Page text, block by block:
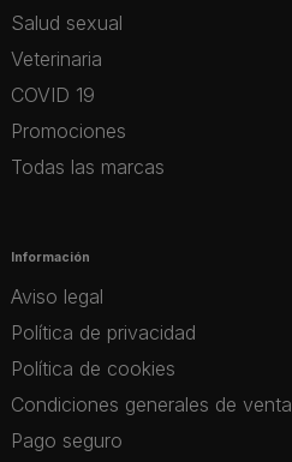
Salud sexual
Veterinaria
COVID 19
Promociones
Todas las marcas
Información
Aviso legal
Política de privacidad
Política de cookies
Condiciones generales de venta
Pago seguro